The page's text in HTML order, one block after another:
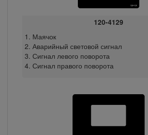
120-4129
Маячок
Аварийный световой сигнал
Сигнал левого поворота
Сигнал правого поворота